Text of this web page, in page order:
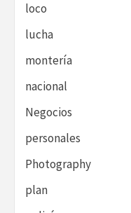
loco
lucha
montería
nacional
Negocios
personales
Photography
plan